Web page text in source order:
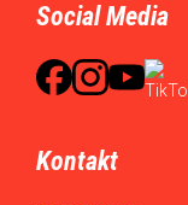
Social Media
Kontakt